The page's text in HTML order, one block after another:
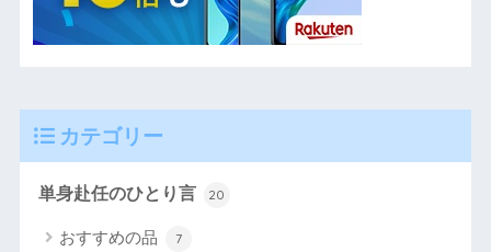
カテゴリー
単身赴任のひとり言 20
おすすめの品 7